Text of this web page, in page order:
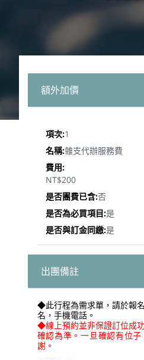
額外加價
1
雜支代辦服務費
NT$200
否
是
是
出團備註
◆此行程為需求單，請於報
名，手機電話。
◆線上預約並非保證訂位成
確認為準。一旦確認有位
謝。